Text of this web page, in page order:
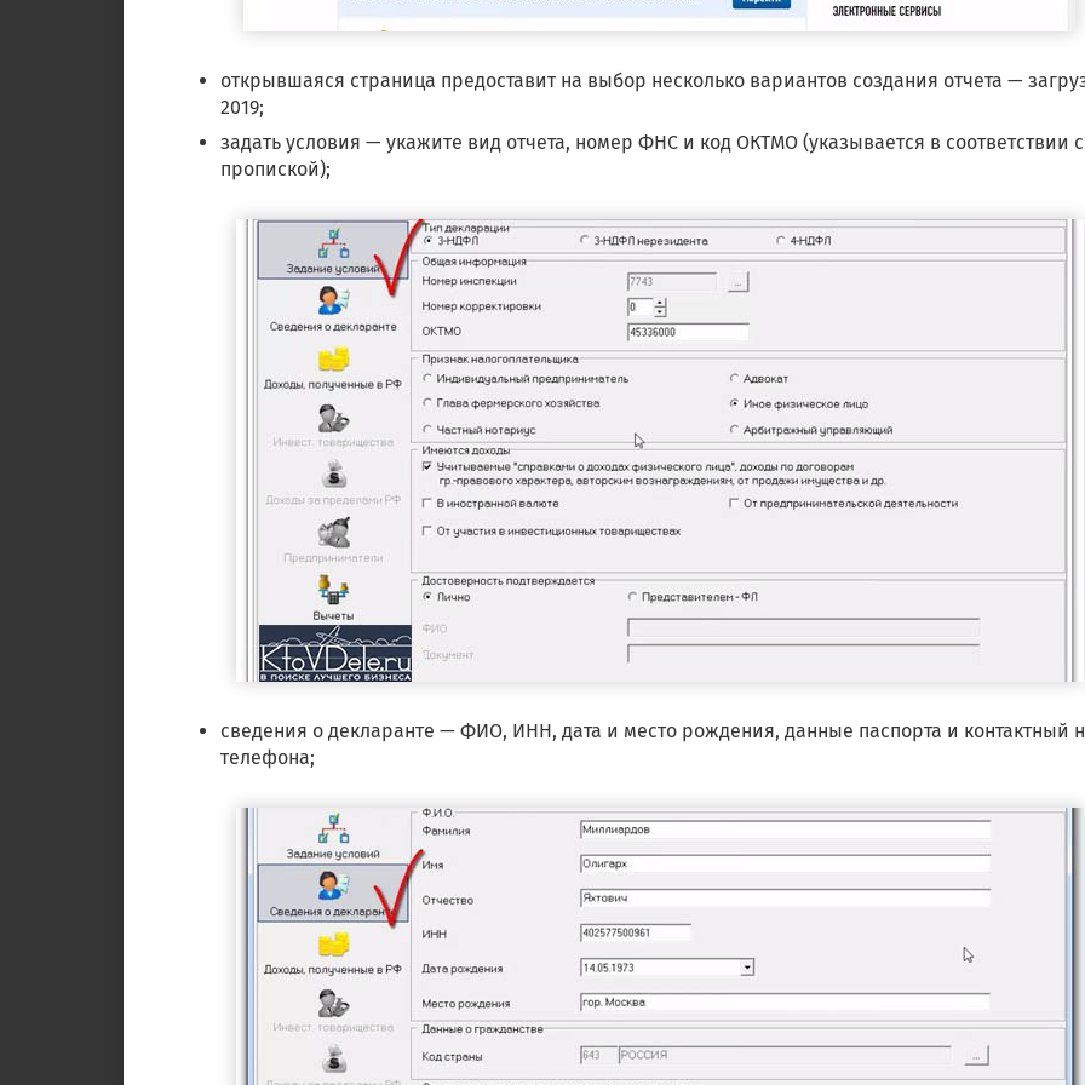
открывшаяся страница предоставит на выбор несколько вариантов создания отчета —
2019;
задать условия — укажите вид отчета, номер ФНС и код ОКТМО (указывается в соответствии с
пропиской);
сведения о декларанте — ФИО, ИНН, дата и место рождения, данные паспорта и контактный
телефона;